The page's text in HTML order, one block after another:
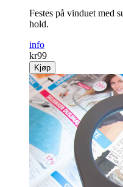
Festes på vinduet med
hold.
info
kr99
Kjøp